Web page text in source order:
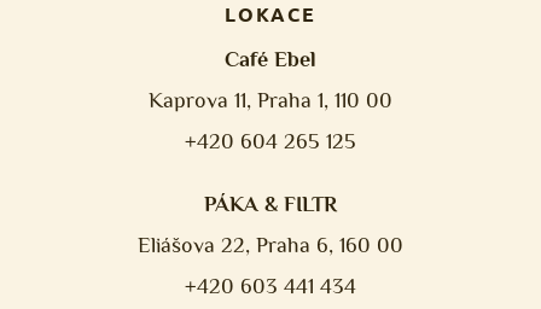
LOKACE
Café Ebel
Kaprova 11, Praha 1, 110 00
+420 604 265 125
PÁKA & FILTR
Eliášova 22, Praha 6, 160 00
+420 603 441 434